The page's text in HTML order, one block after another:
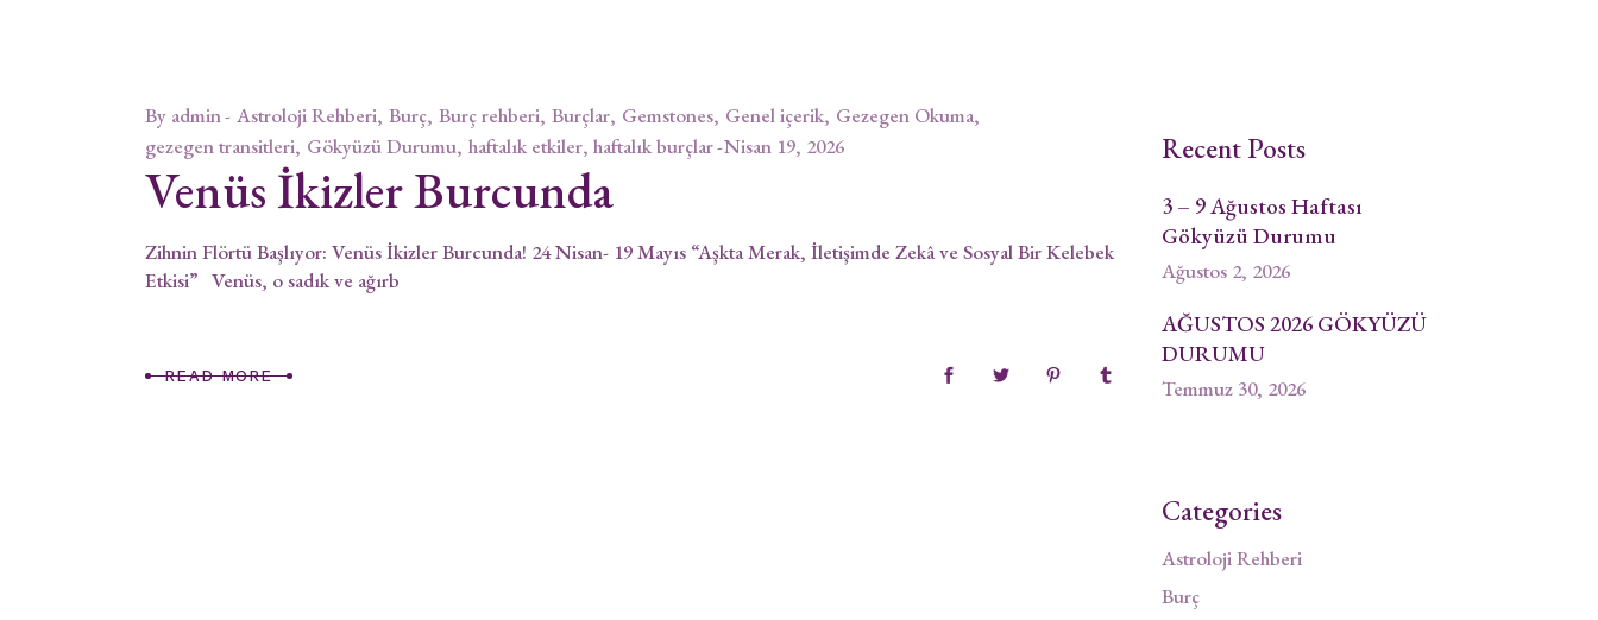
By admin Astroloji Rehberi Burç Burç rehberi Burçlar Gemstones Genel içerik Gezegen Okuma
gezegen transitleri Gökyüzü Durumu haftalık etkiler, haftalık burçlar Nisan 19, 2026
Venüs İkizler Burcunda
Zihnin Flörtü Başlıyor: Venüs İkizler Burcunda! 24 Nisan- 19 Mayıs “Aşkta Merak, İletişimde Zekâ ve Sosyal Bir Kelebek
Etkisi” Venüs, o sadık ve ağırb
READ MORE
Recent Posts
3 – 9 Ağustos Haftası
Gökyüzü Durumu
Ağustos 2, 2026
AĞUSTOS 2026 GÖKYÜZÜ
DURUMU
Temmuz 30, 2026
Categories
Astroloji Rehberi
Burç